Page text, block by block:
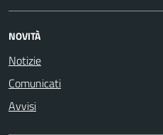
NOVITÀ
Notizie
Comunicati
Avvisi